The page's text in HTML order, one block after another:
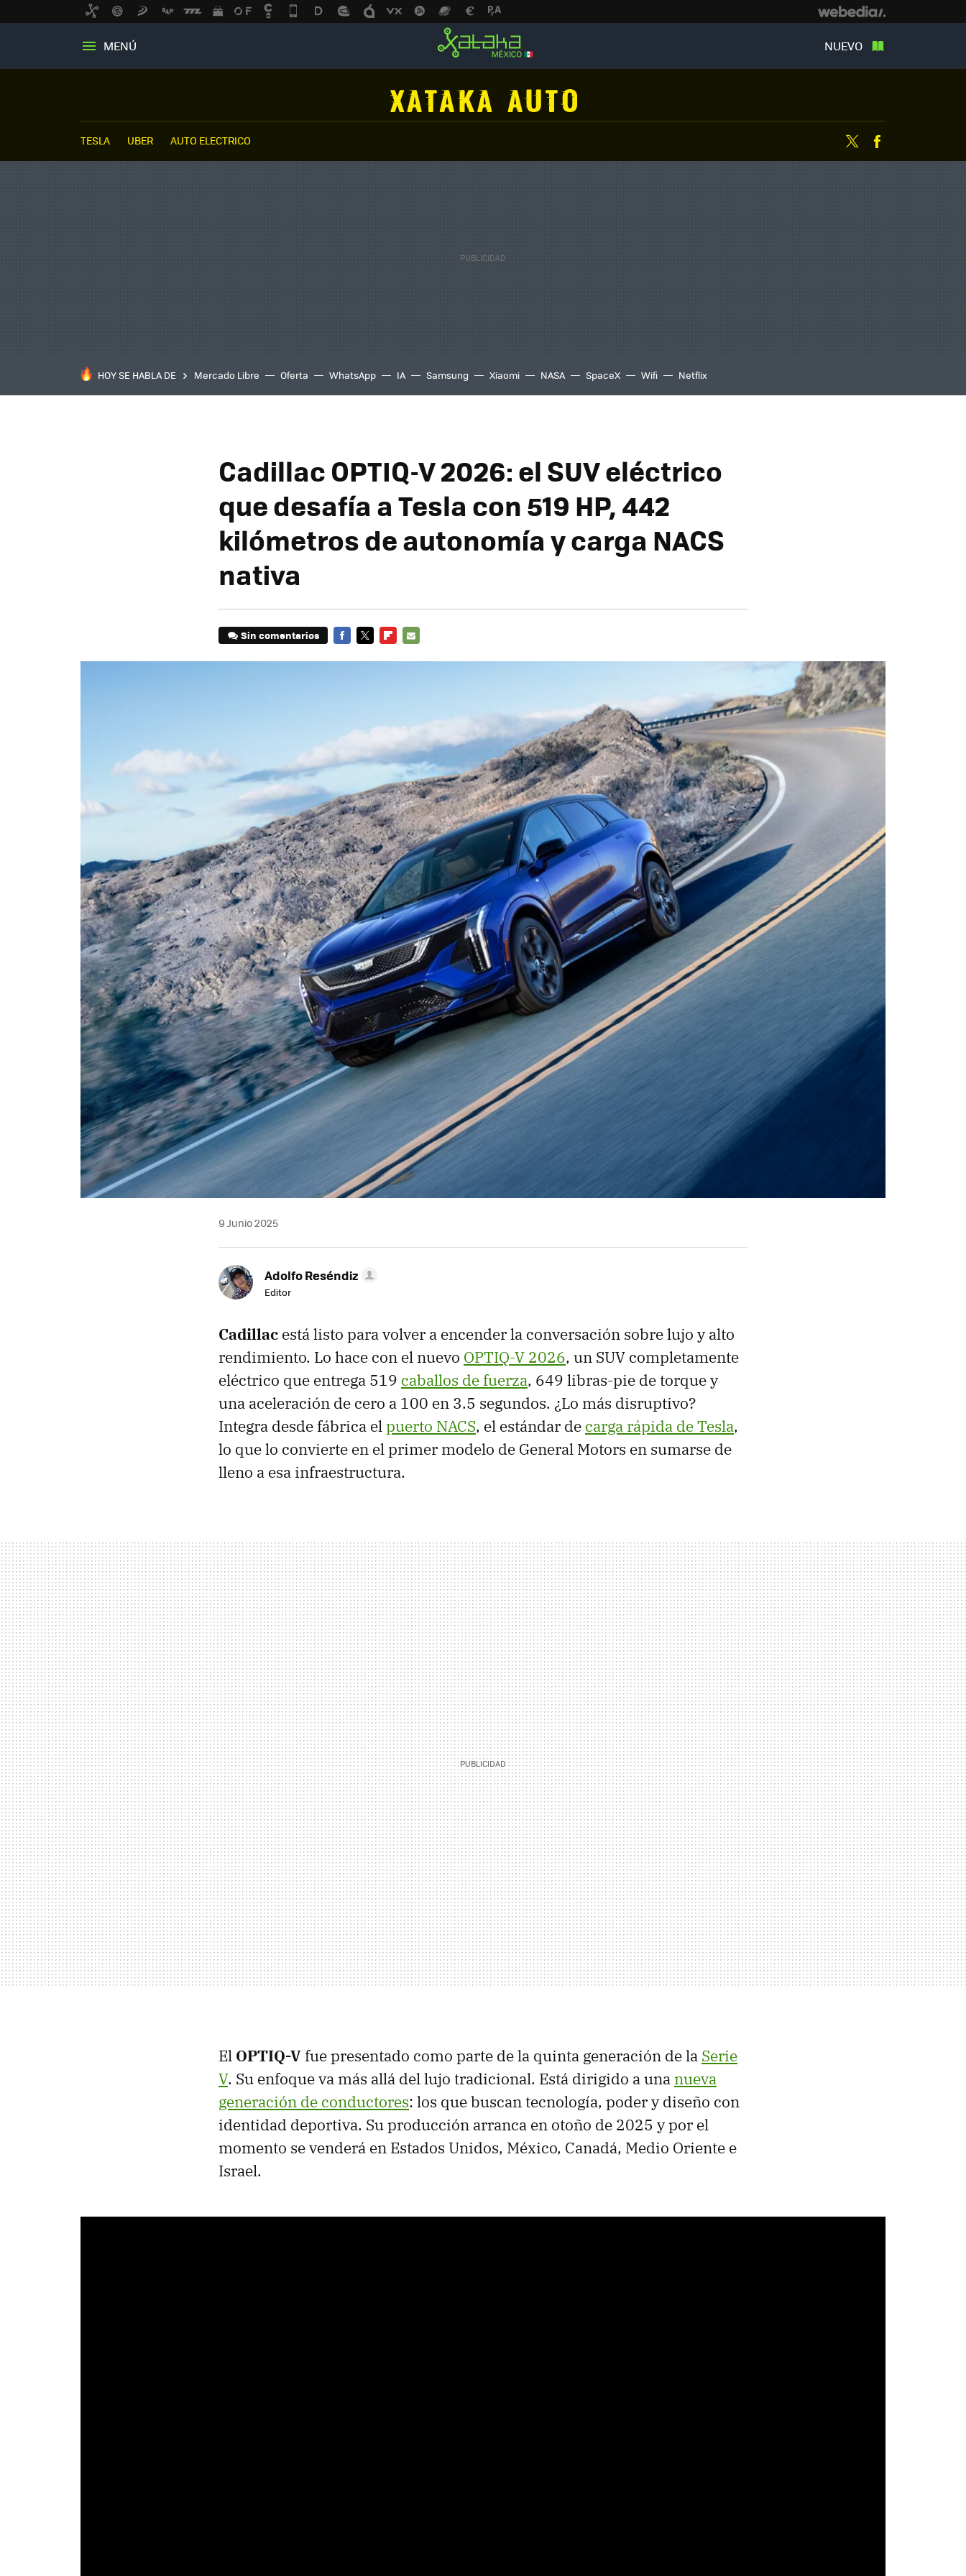
MENÚ NUEVO
TESLA UBER AUTO ELECTRICO Twitter
HOY SE HABLA DE Mercado Libre Oferta WhatsApp IA Samsung Xiaomi NASA SpaceX Wifi Netflix
Cadillac OPTIQ-V 2026: el SUV eléctrico
que desafía a Tesla con 519 HP, 442
kilómetros de autonomía y carga NACS
nativa
Sin comentarios
9 Junio 2025
Adolfo Reséndiz
Editor
Cadillac está listo para volver a encender la conversación sobre lujo y alto
rendimiento. Lo hace con el nuevo OPTIQ-V 2026, un SUV completamente
eléctrico que entrega 519 caballos de fuerza, 649 libras-pie de torque y
una aceleración de cero a 100 en 3.5 segundos. ¿Lo más disruptivo?
Integra desde fábrica elpuerto NACS, el estándar de carga rápida de Tesla,
lo que lo convierte en el primer modelo de General Motors en sumarse de
lleno a esa infraestructura.
El OPTIQ-V fue presentado como parte de la quinta generación de la Serie
V. Su enfoque va más allá del lujo tradicional. Está dirigido a una nueva
generación de conductores: los que buscan tecnología, poder y diseño con
identidad deportiva. Su producción arranca en otoño de 2025 y por el
momento se venderá en Estados Unidos, México, Canadá, Medio Oriente e
Israel.